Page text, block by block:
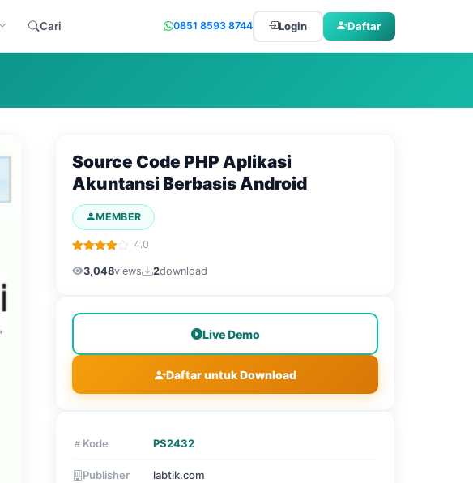
Cari 0851 8593 8744 Login Daftar
Source Code PHP Aplikasi
Akuntansi Berbasis Android
MEMBER
4.0
3,048views 2download
Live Demo
Daftar untuk Download
Kode PS2432
Publisher labtik.com